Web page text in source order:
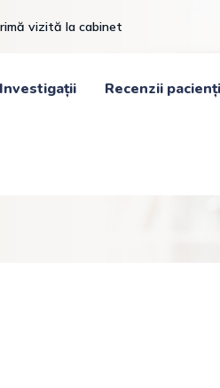
vizită la cabinet
Investigații Recenzii pacienți